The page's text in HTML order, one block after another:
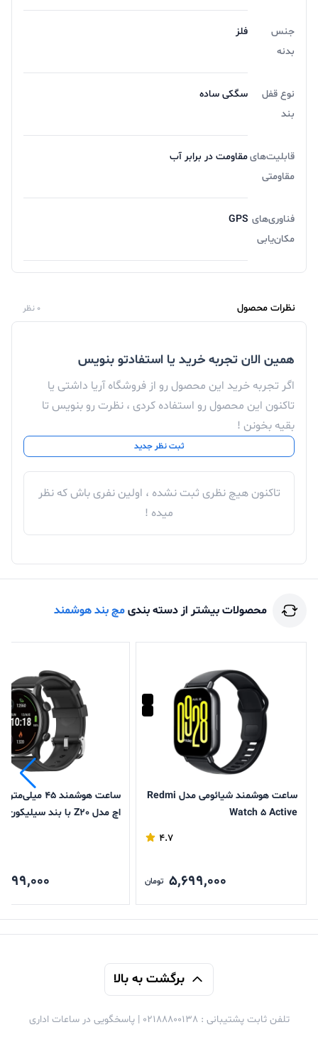
ظرفیت 270 میلی‌آمپرساعتی بهره می‌برد. با استفاده روزمره،
جنس
بدنه
فلز
نوع قفل
بند
سگکی ساده
قابلیت‌های
مقاومتی
مقاومت در برابر آب
فناوری‌های
مکان‌یابی
GPS
نظرات محصول 0 نظر
همین الان تجربه خرید یا استفادتو بنویس
اگر تجربه خرید این محصول رو از فروشگاه آریا داشتی یا
تاکنون این محصول رو استفاده کردی ، نظرت رو بنویس تا
بقیه بخونن !
ثبت نظر جدید
تاکنون هیچ نظری ثبت نشده ، اولین نفری باش که نظر
میده !
محصولات بیشتر از دسته بندیمچ بند هوشمند
ساعت هوشمند شیائومی مدل Redmi
Watch 5 Active
4.7
5,699,000 تومان
ساعت هوشمند 45
اچ مدل Z20 با بند سیلیکون
برگشت به بالا
تلفن ثابت پشتیبانی : 02188800138 | پاسخگویی در ساعات اداری